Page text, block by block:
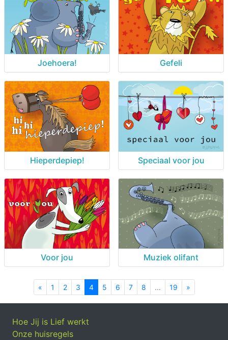
Joehoera! Gefeli
Hieperdepiep! Speciaal voor jou
Voor jou Muziek olifant
« Previous
1 2 3 4 5 6 7 8 ... 19 »
Hoe Jij is Lief werkt
Onze huisregels